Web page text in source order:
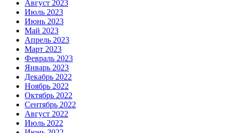
Август 2023
Июль 2023
Июнь 2023
Май 2023
Апрель 2023
Март 2023
Февраль 2023
Январь 2023
Декабрь 2022
Ноябрь 2022
Октябрь 2022
Сентябрь 2022
Август 2022
Июль 2022